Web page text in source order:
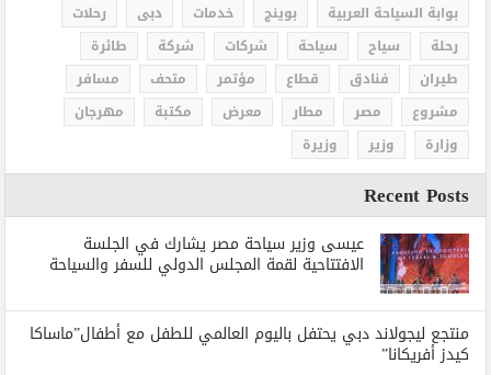
بوابة السياحة العربية
بوينج خدمات دبى
رحلات
رحلة
سياح سياحة شركات شركة
طائرة
طيران
فنادق قطاع مؤتمر متحف
مسافر
مشروع
مصر مطار معرض مكتبة
مهرجان
وزارة
وزير وزيرة
Recent Posts
عيسى وزير سياحة مصر يشارك في الجلسة
الافتتاحية لقمة المجلس الدولي للسفر والسياحة
منتجع ليجولاند دبي يحتفل باليوم العالمي للطفل مع أطفال”ماساكا
كيدز أفريكانا”